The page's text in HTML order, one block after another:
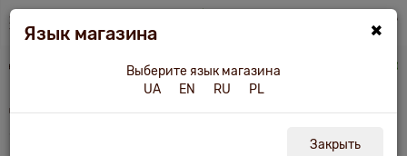
для бани и сауны Дверь для бани и сауны Tesli Steel Sateen 2000х700
Дверь для бани и сауны Tesli Steel Sateen
×
Язык магазина
Выберите язык магазина
UA
EN RU PL
Закрыть